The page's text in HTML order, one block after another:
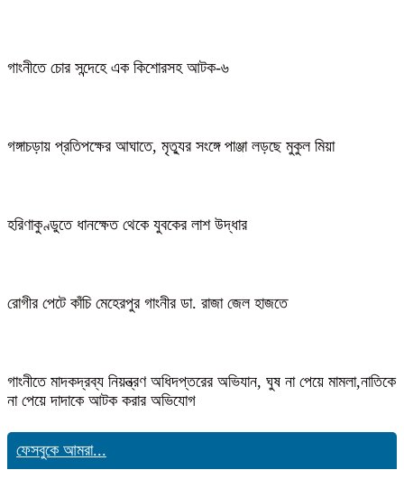
গাংনীতে চোর সন্দেহে এক কিশোরসহ আটক-৬
গঙ্গাচড়ায় প্রতিপক্ষের আঘাতে, মৃত্যুর সংঙ্গে পাঞ্জা লড়ছে মুকুল মিয়া
হরিণাকুণ্ডুতে ধানক্ষেত থেকে যুবকের লাশ উদ্ধার
রোগীর পেটে কাঁচি মেহেরপুর গাংনীর ডা. রাজা জেল হাজতে
গাংনীতে মাদকদ্রব্য নিয়ন্ত্রণ অধিদপ্তরের অভিযান, ঘুষ না পেয়ে মামলা,নাতিকে
না পেয়ে দাদাকে আটক করার অভিযোগ
ফেসবুকে আমরা...